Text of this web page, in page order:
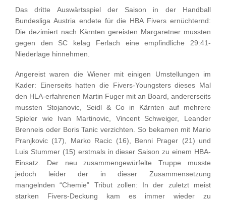
Das dritte Auswärtsspiel der Saison in der Handball
Bundesliga Austria endete für die HBA Fivers ernüchternd:
Die dezimiert nach Kärnten gereisten Margaretner mussten
gegen den SC kelag Ferlach eine empfindliche 29:41-
Niederlage hinnehmen.
Angereist waren die Wiener mit einigen Umstellungen im
Kader: Einerseits hatten die Fivers-Youngsters dieses Mal
den HLA-erfahrenen Martin Fuger mit an Board, andererseits
mussten Stojanovic, Seidl & Co in Kärnten auf mehrere
Spieler wie Ivan Martinovic, Vincent Schweiger, Leander
Brenneis oder Boris Tanic verzichten. So bekamen mit Mario
Pranjkovic (17), Marko Racic (16), Benni Prager (21) und
Luis Stummer (15) erstmals in dieser Saison zu einem HBA-
Einsatz. Der neu zusammengewürfelte Truppe musste
jedoch leider der in dieser Zusammensetzung
mangelnden “Chemie” Tribut zollen: In der zuletzt meist
starken Fivers-Deckung kam es immer wieder zu